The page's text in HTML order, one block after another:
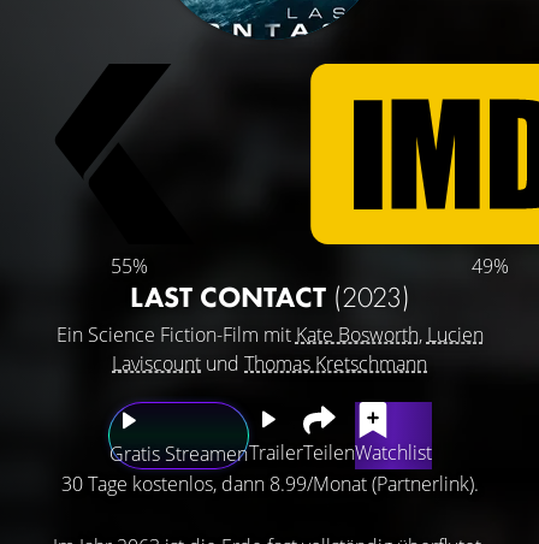
55% 49%
LAST CONTACT (2023)
Ein Science Fiction-Film mit Kate Bosworth, Lucien
Laviscount und Thomas Kretschmann
Gratis StreamenTrailerTeilenWatchlist
30 Tage kostenlos, dann 8.99/Monat (Partnerlink).